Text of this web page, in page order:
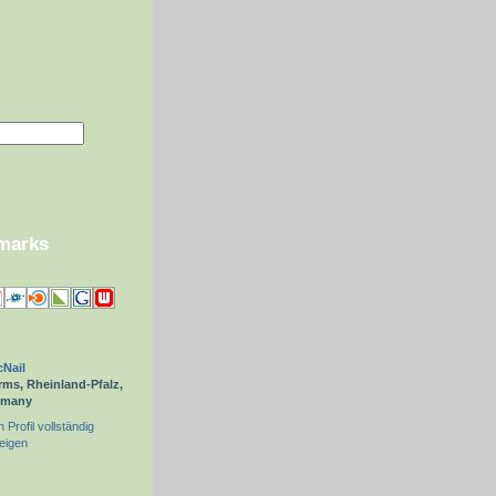
Rheinland-Pfalz,
Profil vollständig